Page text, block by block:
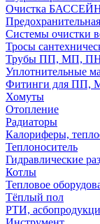
Очистка
Системы очистки
Тросы
Трубы ПП, МП,
Уплотнительные
Фитинги для ПП,
Хомуты
Отопление
Радиаторы
Калориферы,
Теплоноситель
Гидравлические
Котлы
Тепловое
Тёплый пол
РТИ,